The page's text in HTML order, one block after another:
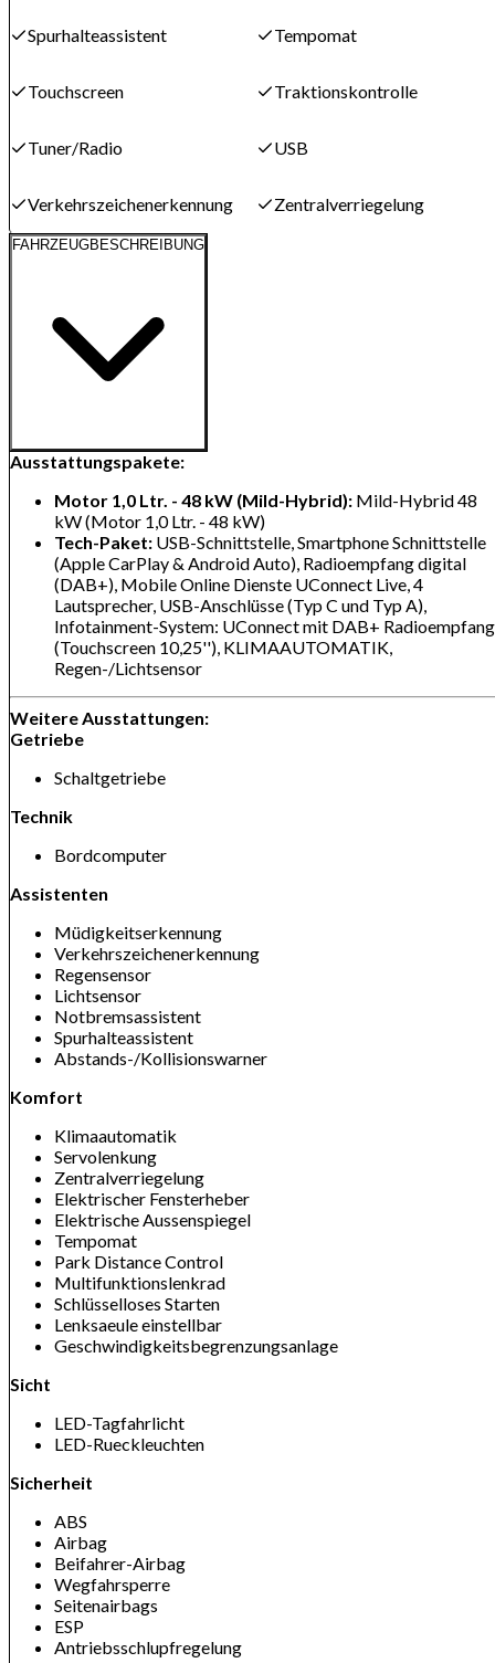
Spurhalteassistent Tempomat
Touchscreen Traktionskontrolle
Tuner/Radio USB
Verkehrszeichenerkennung Zentralverriegelung
FAHRZEUGBESCHREIBUNG
Ausstattungspakete:
Motor 1,0 Ltr. - 48 kW (Mild-Hybrid): Mild-Hybrid 48
kW (Motor 1,0 Ltr. - 48 kW)
Tech-Paket: USB-Schnittstelle, Smartphone Schnittstelle
(Apple CarPlay & Android Auto), Radioempfang digital
(DAB+), Mobile Online Dienste UConnect Live, 4
Lautsprecher, USB-Anschlüsse (Typ C und Typ A),
Infotainment-System: UConnect mit DAB+ Radioempfang
(Touchscreen 10,25''), KLIMAAUTOMATIK,
Regen-/Lichtsensor
Weitere Ausstattungen:
Getriebe
Schaltgetriebe
Technik
Bordcomputer
Assistenten
Müdigkeitserkennung
Verkehrszeichenerkennung
Regensensor
Lichtsensor
Notbremsassistent
Spurhalteassistent
Abstands-/Kollisionswarner
Komfort
Klimaautomatik
Servolenkung
Zentralverriegelung
Elektrischer Fensterheber
Elektrische Aussenspiegel
Tempomat
Park Distance Control
Multifunktionslenkrad
Schlüsselloses Starten
Lenksaeule einstellbar
Geschwindigkeitsbegrenzungsanlage
Sicht
LED-Tagfahrlicht
LED-Rueckleuchten
Sicherheit
ABS
Airbag
Beifahrer-Airbag
Wegfahrsperre
Seitenairbags
ESP
Antriebsschlupfregelung